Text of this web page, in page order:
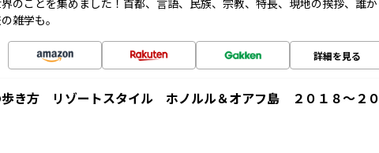
のことを集めました！首都、言語、民族、宗教、特長、現地の挨拶、誰か
雑学も。
詳細を見る
き方 リゾートスタイル ホノルル＆オアフ島 ２０１８～２０